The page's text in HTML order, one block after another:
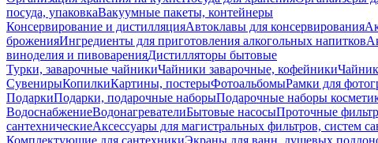
посуда, упаковкаВакуумные пакеты, контейнеры
Консервирование и дистилляцияАвтоклавы для консервирования
броженияИнгредиенты для приготовления алкогольных напитков
виноделия и пивоваренияДистилляторы бытовые
Турки, заварочные чайникиЧайники заварочные, кофейники
СувенирыКопилкиКартины, постерыФотоальбомыРамки для
ПодаркиПодарки, подарочные наборыПодарочные наборы
ВодоснабжениеВодонагревателиБытовые насосыПроточные
сантехническиеАксессуары для магистральных фильтров, систем
Комплектующие для сантехникиЭкраны для ванн, душевых